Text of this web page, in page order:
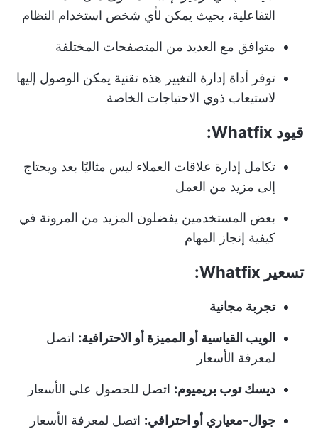
التفاعلية، بحيث يمكن لأي شخص استخدام النظام
متوافق مع العديد من المتصفحات المختلفة
توفر أداة إدارة التغيير هذه تقنية يمكن الوصول إليها
لاستيعاب ذوي الاحتياجات الخاصة
قيود Whatfix:
تكامل إدارة علاقات العملاء ليس مثاليًا بعد ويحتاج
إلى مزيد من العمل
بعض المستخدمين يفضلون المزيد من المرونة في
كيفية إنجاز المهام
تسعير Whatfix:
تجربة مجانية
الويب القياسية أو المميزة أو الاحترافية: اتصل
لمعرفة الأسعار
ديسك توب بريميوم: اتصل للحصول على الأسعار
جوال-معياري أو احترافي: اتصل لمعرفة الأسعار